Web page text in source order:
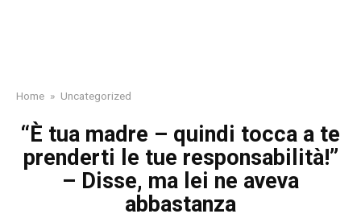
Home » Uncategorized
“È tua madre – quindi tocca a te
prenderti le tue responsabilità!”
– Disse, ma lei ne aveva
abbastanza